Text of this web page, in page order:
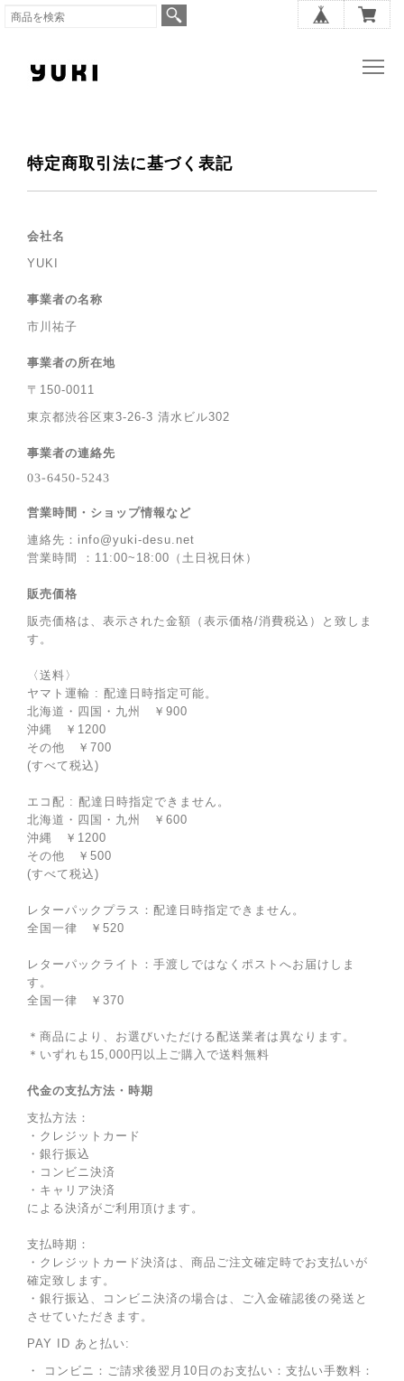
特定商取引法に基づく表記
会社名
YUKI
事業者の名称
市川祐子
事業者の所在地
〒150-0011
東京都渋谷区東3-26-3 清水ビル302
事業者の連絡先
営業時間・ショップ情報など
連絡先： info@yuki-desu.net
営業時間 ：11:00~18:00（土日祝日休）
販売価格
販売価格は、表示された金額（表示価格/消費税込）と致しま
す。
〈送料〉
ヤマト運輸 : 配達日時指定可能。
北海道・四国・九州 ￥900
沖縄 ￥1200
その他 ￥700
(すべて税込)
エコ配 : 配達日時指定できません。
北海道・四国・九州 ￥600
沖縄 ￥1200
その他 ￥500
(すべて税込)
レターパックプラス：配達日時指定できません。
全国一律 ￥520
レターパックライト：手渡しではなくポストへお届けしま
す。
全国一律 ￥370
＊商品により、お選びいただける配送業者は異なります。
＊いずれも15,000円以上ご購入で送料無料
代金の支払方法・時期
支払方法：
・クレジットカード
・銀行振込
・コンビニ決済
・キャリア決済
による決済がご利用頂けます。
支払時期：
・クレジットカード決済は、商品ご注文確定時でお支払いが
確定致します。
・銀行振込、コンビニ決済の場合は、ご入金確認後の発送と
させていただきます。
PAY ID あと払い:
・ コンビニ：ご請求後翌月10日のお支払い：支払い手数料：